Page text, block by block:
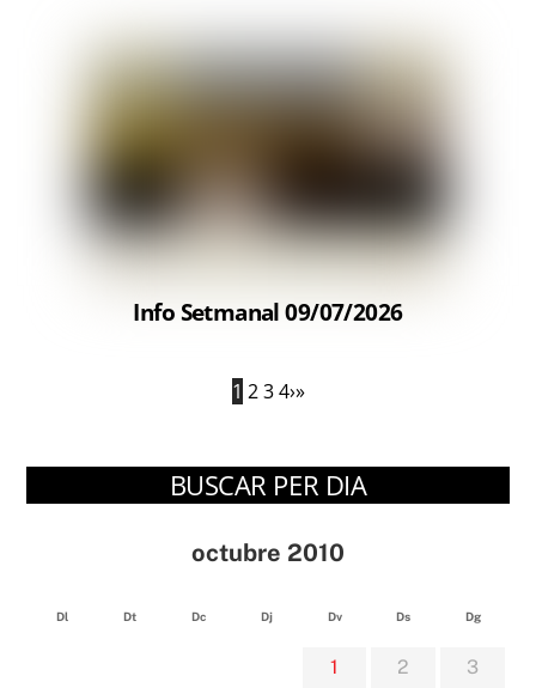
Info Setmanal 09/07/2026
1 2 3 4›»
BUSCAR PER DIA
octubre 2010
Dl Dt Dc Dj Dv Ds Dg
1 2 3